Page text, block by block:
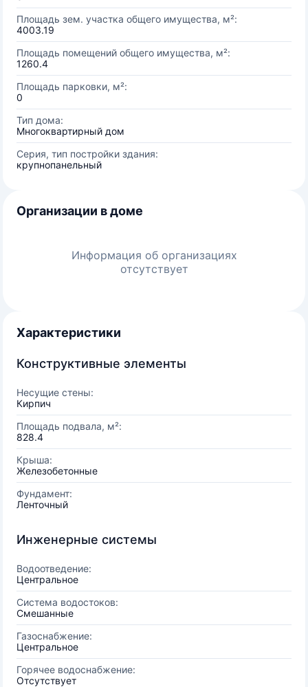
Площадь зем. участка общего имущества, м²:
4003.19
Площадь помещений общего имущества, м²:
1260.4
Площадь парковки, м²:
0
Тип дома:
Многоквартирный дом
Серия, тип постройки здания:
крупнопанельный
Организации в доме
Информация об организациях
отсутствует
Характеристики
Конструктивные элементы
Несущие стены:
Кирпич
Площадь подвала, м²:
828.4
Крыша:
Железобетонные
Фундамент:
Ленточный
Инженерные системы
Водоотведение:
Центральное
Система водостоков:
Смешанные
Газоснабжение:
Центральное
Горячее водоснабжение:
Отсутствует